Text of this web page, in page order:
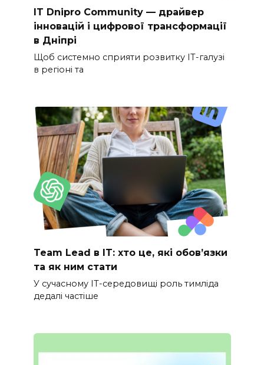
IT Dnipro Community — драйвер
інновацій і цифрової трансформації
в Дніпрі
Щоб системно сприяти розвитку ІТ-галузі
в регіоні та
Team Lead в IT: хто це, які обов’язки
та як ним стати
У сучасному IT-середовищі роль тимліда
дедалі частіше